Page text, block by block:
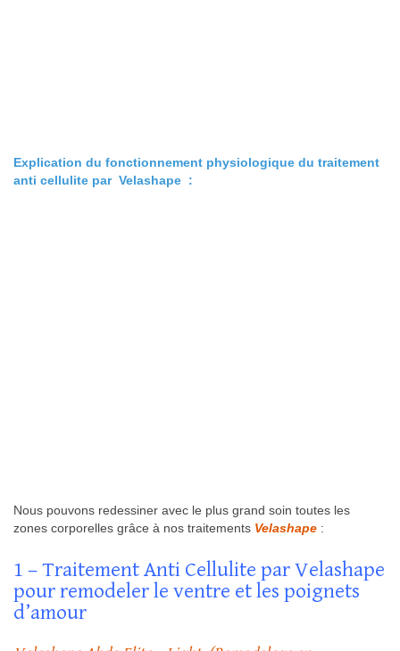
Explication du fonctionnement physiologique du traitement
anti cellulite par Velashape :
Nous pouvons redessiner avec le plus grand soin toutes les
zones corporelles grâce à nos traitements Velashape :
1 – Traitement Anti Cellulite par Velashape
pour remodeler le ventre et les poignets
d’amour